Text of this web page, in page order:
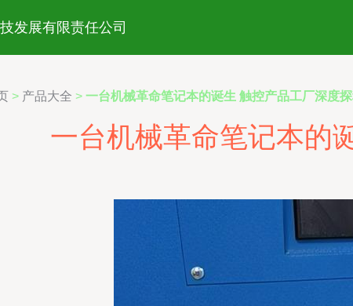
发展有限责任公司
> 产品大全 > 一台机械革命笔记本的诞生 触控产品工厂深度
一台机械革命笔记本的